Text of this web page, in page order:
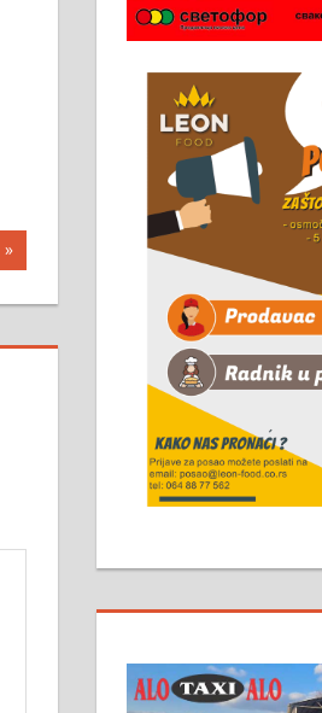
Чистим све
061/32-13-445